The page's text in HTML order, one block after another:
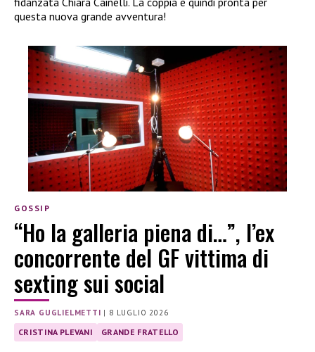
questa nuova grande avventura!
GOSSIP
“Ho la galleria piena di…”, l’ex
concorrente del GF vittima di
sexting sui social
SARA GUGLIELMETTI | 8 LUGLIO 2026
CRISTINA PLEVANI GRANDE FRATELLO